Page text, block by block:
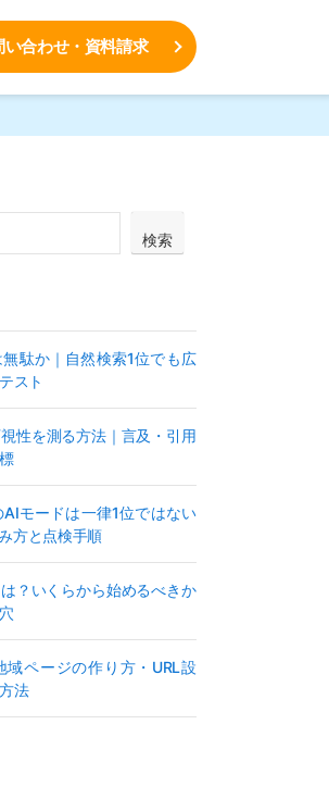
い合わせ・資料請求
検索
駄か｜自然検索1位でも広
スト
性を測る方法｜言及・引用
モードは一律1位ではない
方と点検手順
？いくらから始めるべきか
域ページの作り方・URL設
法